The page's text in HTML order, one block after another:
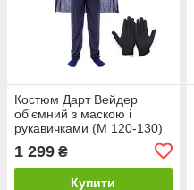
Костюм Дарт Вейдер
об'ємний з маскою і
рукавичками (М 120-130)
1 299 ₴
Купити